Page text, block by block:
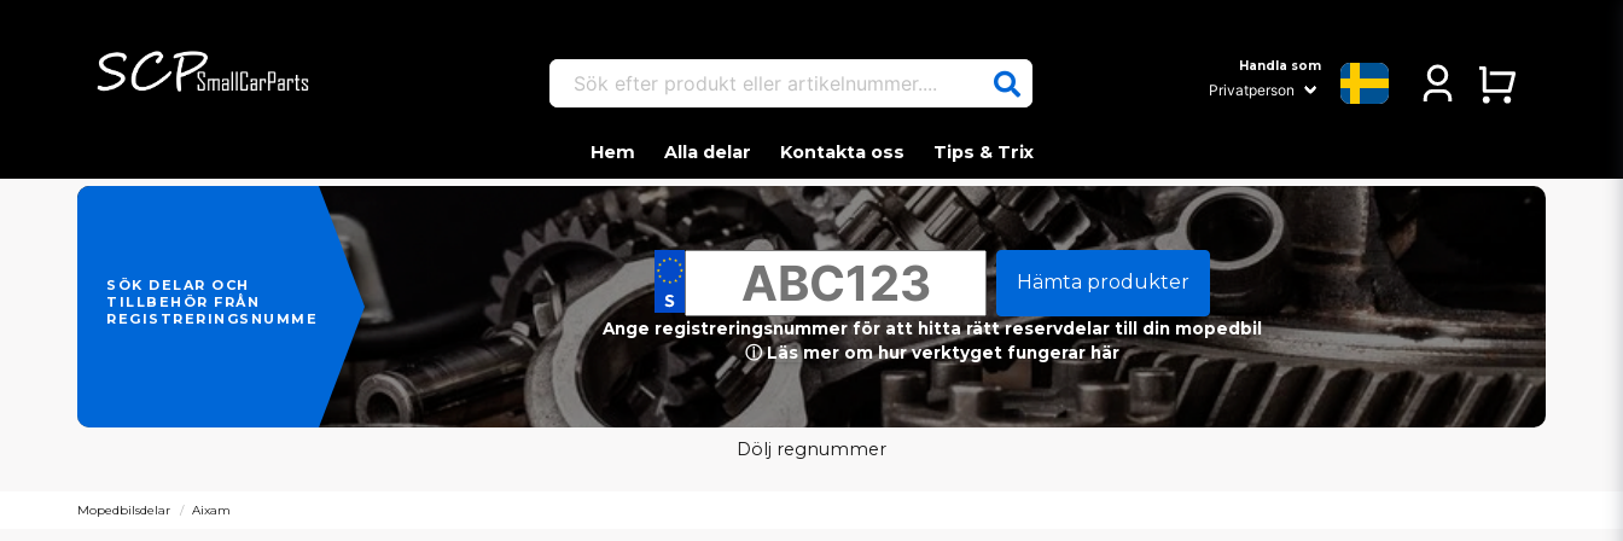
Sök efter produkt eller artikelnummer.... Handla som
Hem Alla delar Kontakta oss Tips & Trix
SÖK DELAR OCH
TILLBEHÖR FRÅN
REGISTRERINGSNUMMER
Hämta produkter
Ange registreringsnummer för att hitta rätt reservdelar till din mopedbil
ⓘ Läs mer om hur verktyget fungerar här
Dölj regnummer
Mopedbilsdelar Aixam